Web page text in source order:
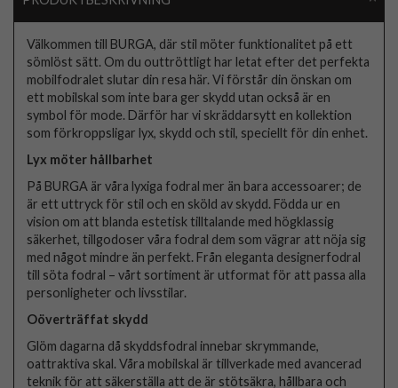
Välkommen till BURGA, där stil möter funktionalitet på ett
sömlöst sätt. Om du outtröttligt har letat efter det perfekta
mobilfodralet slutar din resa här. Vi förstår din önskan om
ett mobilskal som inte bara ger skydd utan också är en
symbol för mode. Därför har vi skräddarsytt en kollektion
som förkroppsligar lyx, skydd och stil, speciellt för din enhet.
Lyx möter hållbarhet
På BURGA är våra lyxiga fodral mer än bara accessoarer; de
är ett uttryck för stil och en sköld av skydd. Födda ur en
vision om att blanda estetisk tilltalande med högklassig
säkerhet, tillgodoser våra fodral dem som vägrar att nöja sig
med något mindre än perfekt. Från eleganta designerfodral
till söta fodral – vårt sortiment är utformat för att passa alla
personligheter och livsstilar.
Oöverträffat skydd
Glöm dagarna då skyddsfodral innebar skrymmande,
oattraktiva skal. Våra mobilskal är tillverkade med avancerad
teknik för att säkerställa att de är stötsäkra, hållbara och